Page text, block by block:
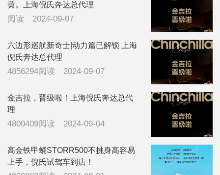
黄。上海倪氏奔达总代理
阅读 2024-09-07
六边形巡航新奇士|动力篇已解锁 上海
倪氏奔达总代理
4856294阅读 2024-09-07
金吉拉，晋级啦！上海倪氏奔达总代
理
4800409阅读 2024-09-04
高金铁甲蛹STORR500不挑身高容易
上手，倪氏试驾车到店！